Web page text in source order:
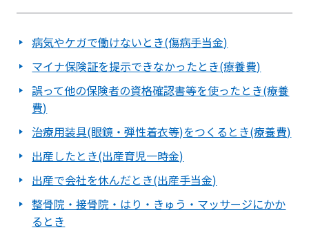
病気やケガで働けないとき(傷病手当金)
マイナ保険証を提示できなかったとき(療養費)
誤って他の保険者の資格確認書等を使ったとき(療養
費)
治療用装具(眼鏡・弾性着衣等)をつくるとき(療養費)
出産したとき(出産育児一時金)
出産で会社を休んだとき(出産手当金)
整骨院・接骨院・はり・きゅう・マッサージにかか
るとき